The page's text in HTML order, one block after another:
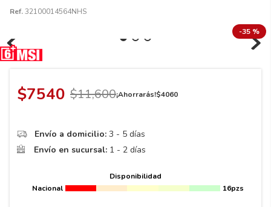
Ref.32100014564NHS
-35 %
$7540 $11,600¡Ahorrarás!$4060
Envío a domicilio: 3 - 5 días
Envío en sucursal: 1 - 2 días
Disponibilidad
Nacional
16pzs
7 245